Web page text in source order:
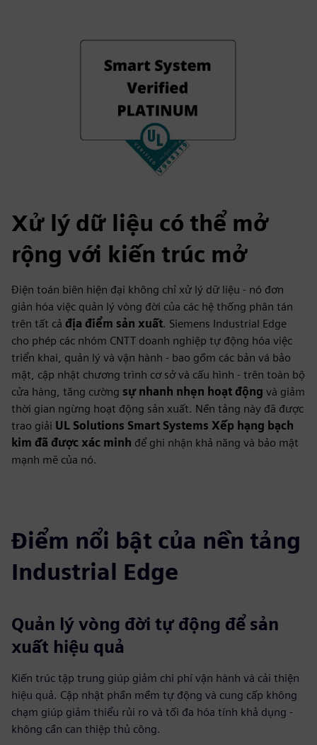
Xử lý dữ liệu có thể mở
rộng với kiến trúc mở
Điện toán biên hiện đại không chỉ xử lý dữ liệu - nó đơn
giản hóa việc quản lý vòng đời của các hệ thống phân tán
trên tất cả địa điểm sản xuất. Siemens Industrial Edge
cho phép các nhóm CNTT doanh nghiệp tự động hóa việc
triển khai, quản lý và vận hành - bao gồm các bản vá bảo
mật, cập nhật chương trình cơ sở và cấu hình - trên toàn bộ
cửa hàng, tăng cường sự nhanh nhẹn hoạt động và giảm
thời gian ngừng hoạt động sản xuất. Nền tảng này đã được
trao giải UL Solutions Smart Systems Xếp hạng bạch
kim đã được xác minh để ghi nhận khả năng và bảo mật
mạnh mẽ của nó.
Điểm nổi bật của nền tảng
Industrial Edge
Quản lý vòng đời tự động để sản
xuất hiệu quả
Kiến trúc tập trung giúp giảm chi phí vận hành và cải thiện
hiệu quả. Cập nhật phần mềm tự động và cung cấp không
chạm giúp giảm thiểu rủi ro và tối đa hóa tính khả dụng -
không cần can thiệp thủ công.